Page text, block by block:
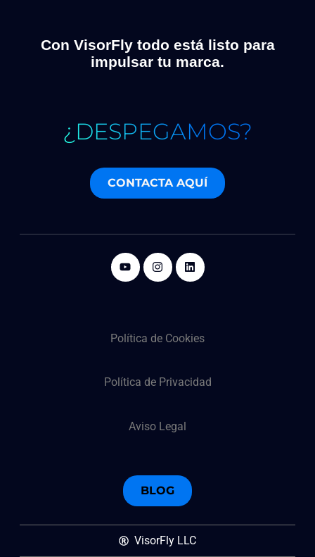
Con VisorFly todo está listo para
impulsar tu marca.
¿DESPEGAMOS?
CONTACTA AQUÍ
Política de Cookies
Política de Privacidad
Aviso Legal
BLOG
VisorFly LLC